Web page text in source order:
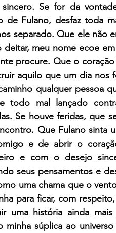
sincero. Se for da
de Fulano, desfaz toda
separado. Que ele não
deitar, meu nome ecoe
procure. Que o
aquilo que um dia nos
qualquer pessoa
todo mal lançado
Se houve feridas, que
Que Fulano sinta
e de abrir o
e com o desejo
seus pensamentos e
uma chama que o
para ficar, com
uma história ainda
minha súplica ao